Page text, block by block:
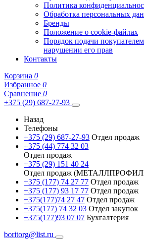
Политика
Обработка персональных
Бренды
Положение о cookie-файлах
Порядок подачи
нарушении его прав
Контакты
Корзина 0
Избранное 0
Сравнение 0
+375 (29) 687-27-93
Назад
Телефоны
+375 (29) 687-27-93 Отдел продаж
+375 (44) 774 32 03
Отдел продаж
+375 (29) 151 40 24
Отдел продаж
+375 (177) 74 27 77 Отдел продаж
+375 (177) 93 17 77 Отдел продаж
+375(177)74 27 47 Отдел продаж
+375(177) 74 32 03 Отдел закупок
+375(177)93 07 07 Бухгалтерия
boritorg@list.ru